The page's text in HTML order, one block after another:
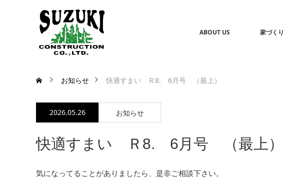
ABOUT US 家づくり
お知らせ 快適すまい Ｒ8. 6月号 （最上）
2026.05.26 お知らせ
快適すまい Ｒ8. 6月号 （最上）
気になってることがありましたら、是非ご相談下さい。